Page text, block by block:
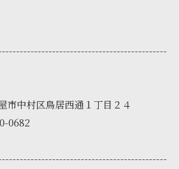
市中村区鳥居西通１丁目２４
0682